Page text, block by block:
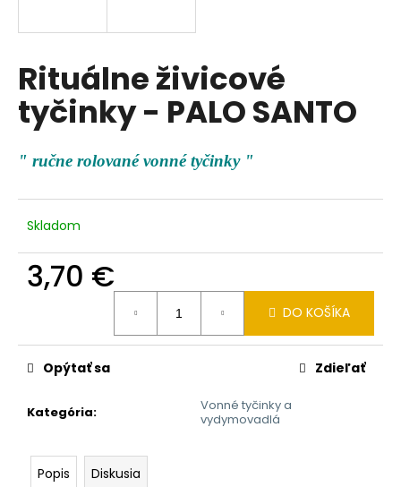
Rituálne živicové
tyčinky - PALO SANTO
" ručne rolované vonné tyčinky "
Skladom
3,70 €
DO KOŠÍKA
Kategória:
Vonné tyčinky a
vydymovadlá
Opýtať sa Zdieľať
Popis Diskusia
s
ť
?
O
o
č
a